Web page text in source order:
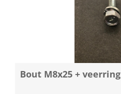
Bout M8x25 + veerring